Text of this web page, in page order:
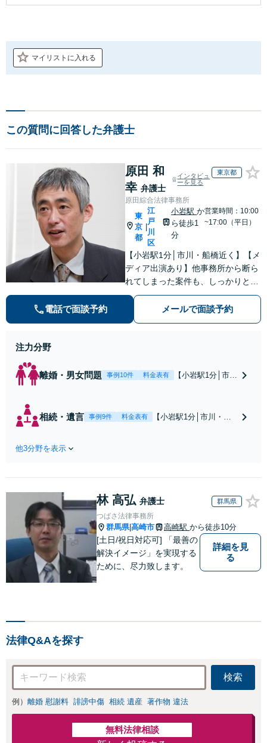
マイリストに入れる
この質問に回答した弁護士
原田 和
幸 弁護士
インタビュ
ーを見る
東京都
原田綜合法律事務所
東
京
都
江
戸
川
区
小岩駅か
ら徒歩1
分
営業時間：10:00
~17:00（平日）
【小岩駅1分│市川・船橋近く】【メ
ディア出演あり】他事務所から断ら
れてしまった案件も、しっかりと面
談し、法的アドバイスをいたします
【解決実績約1000件】豊富な離婚調
停・裁判実績あり【不動産業界出
電話で面談予約 メールで面談予約
注力分野
離婚・男女問題 事例10件 料金表有
【小岩駅1分│市
回避、裁判提起前
の和解、子の認知
離婚に関するお悩
みは、お気軽にご
ディア出演】【早
朝・夜間対応可】
相続・遺言 事例9件 料金表有
【小岩駅1分│市川・船
【江戸川区内出張サー
しい地域の皆さまも、
気兼ねなくお問い合わ
せください【メディア
出演】【早朝・夜間・
休日対応可】
他3分野を表示
林 高弘 弁護士 群馬県
つばさ法律事務所
群馬県|高崎市 高崎駅 から徒歩10分
[土日/祝日対応可] 「最善の
解決イメージ」を実現する
ために、尽力致します。
詳細を見
る
法律Q&Aを探す
検索
例） 離婚 慰謝料 誹謗中傷 相続 遺産 著作物 違法
無料法律相談